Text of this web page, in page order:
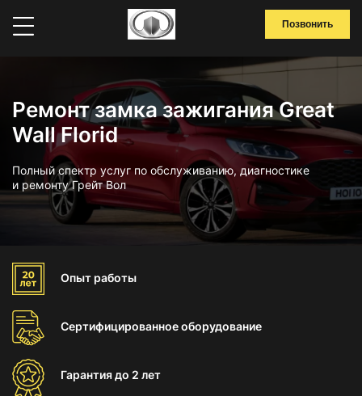
Позвонить
Ремонт замка зажигания Great
Wall Florid
Полный спектр услуг по обслуживанию, диагностике
и ремонту Грейт Вол
Опыт работы
Сертифицированноеоборудование
Гарантиядо 2 лет